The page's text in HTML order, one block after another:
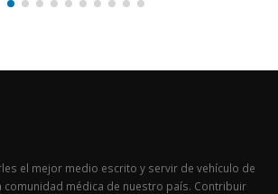
el mejor medio escrito y servir de vehículo de
comunidad médica de nuestro país. Contribuir
conozca un poco más sobre como